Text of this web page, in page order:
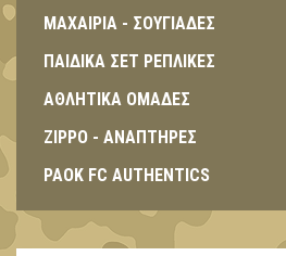
ΜΑΧΑΙΡΙΑ - ΣΟΥΓΙΑΔΕΣ
ΠΑΙΔΙΚΑ ΣΕΤ ΡΕΠΛΙΚΕΣ
ΑΘΛΗΤΙΚΑ ΟΜΑΔΕΣ
ZIPPO - ΑΝΑΠΤΗΡΕΣ
PAOK FC AUTHENTICS